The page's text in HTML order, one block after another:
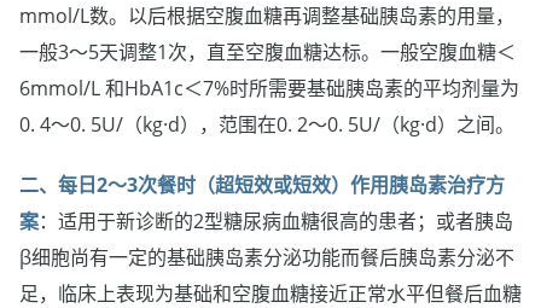
mmol/L数。以后根据空腹血糖再调整基础胰岛素的用量，
一般3～5天调整1次，直至空腹血糖达标。一般空腹血糖＜
6mmol/L 和HbA1c＜7%时所需要基础胰岛素的平均剂量为
0. 4～0. 5U/（kg·d），范围在0. 2～0. 5U/（kg·d）之间。
二、每日2～3次餐时（超短效或短效）作用胰岛素治疗方
案：适用于新诊断的2型糖尿病血糖很高的患者；或者胰岛
β细胞尚有一定的基础胰岛素分泌功能而餐后胰岛素分泌不
足，临床上表现为基础和空腹血糖接近正常水平但餐后血糖